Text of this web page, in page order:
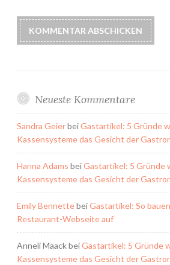
Neueste Kommentare
Sandra GeierbeiGastartikel: 5 Gründe
Kassensysteme das Gesicht der
Hanna Adams beiGastartikel: 5 Gründe
Kassensysteme das Gesicht der
Emily BennettebeiGastartikel: So
Restaurant-Webseite auf
Anneli MaackbeiGastartikel: 5 Gründe
Kassensysteme das Gesicht der